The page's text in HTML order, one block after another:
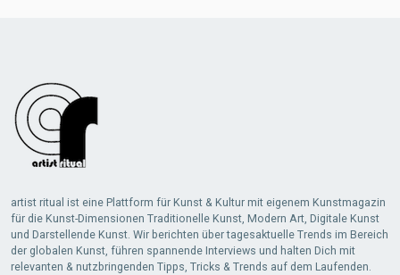
artist ritual ist eine Plattform für Kunst & Kultur mit eigenem Kunstmagazin
für die Kunst-Dimensionen Traditionelle Kunst, Modern Art, Digitale Kunst
und Darstellende Kunst. Wir berichten über tagesaktuelle Trends im Bereich
der globalen Kunst, führen spannende Interviews und halten Dich mit
relevanten & nutzbringenden Tipps, Tricks & Trends auf dem Laufenden.